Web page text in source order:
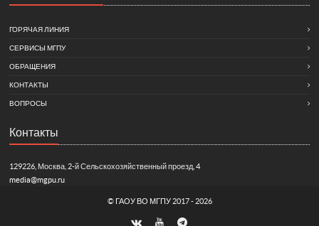
ГОРЯЧАЯ ЛИНИЯ
СЕРВИСЫ МГПУ
ОБРАЩЕНИЯ
КОНТАКТЫ
ВОПРОСЫ
Контакты
129226, Москва, 2-й Сельскохозяйственный проезд, 4
media@mgpu.ru
© ГАОУ ВО МГПУ 2017 - 2026